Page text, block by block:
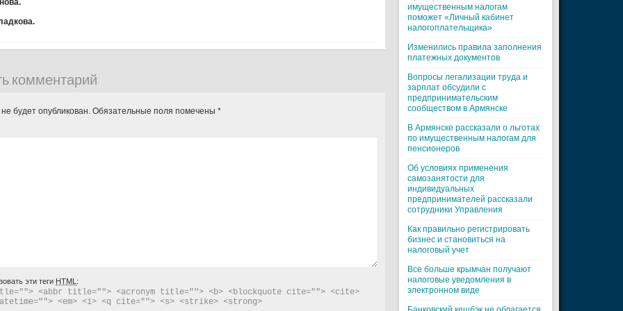
комментарий
будет опубликован. Обязательные поля помечены *
эти теги HTML :
<abbr title=""> <acronym title=""> <b> <blockquote cite=""> <cite>
<em> <i> <q cite=""> <s> <strike> <strong>
имущественным налогам
поможет «Личный кабинет
налогоплательщика»
Изменились правила заполнения
платежных документов
Вопросы легализации труда и
зарплат обсудили с
предпринимательским
сообществом в Армянске
В Армянске рассказали о льготах
по имущественным налогам для
пенсионеров
Об условиях применения
самозанятости для
индивидуальных
предпринимателей рассказали
сотрудники Управления
Как правильно регистрировать
бизнес и становиться на
налоговый учет
Все больше крымчан получают
налоговые уведомления в
электронном виде